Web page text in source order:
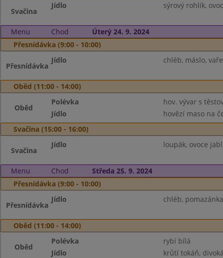
Svačina
Jídlo sýrový rohlík,
Menu Chod
Úterý 24. 9. 2024
Přesnídávka (9:00 - 10:00)
Přesnídávka
Jídlo chléb, máslo,
Oběd (11:00 - 14:00)
Oběd
Polévka
hov. vývar s
Jídlo
hovězí maso na
Svačina (15:00 - 16:00)
Svačina
Jídlo loupák, ovoce
Menu Chod
Středa 25. 9. 2024
Přesnídávka (9:00 - 10:00)
Přesnídávka
Jídlo chléb,
Oběd (11:00 - 14:00)
Oběd
Polévka
rybí bílá
Jídlo
krůtí tokáň,